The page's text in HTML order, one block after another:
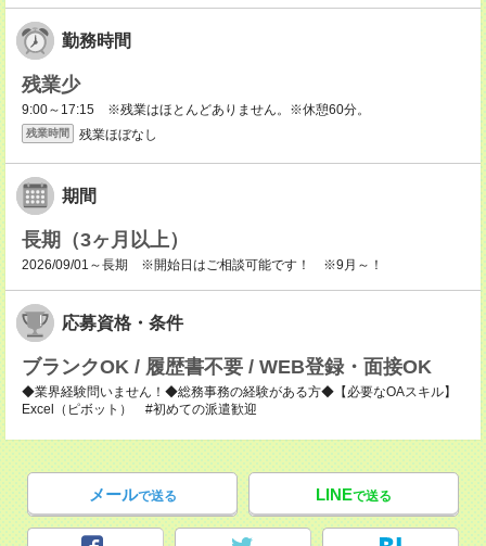
勤務時間
残業少
9:00～17:15 ※残業はほとんどありません。※休憩60分。
残業時間 残業ほぼなし
期間
長期（3ヶ月以上）
2026/09/01～長期 ※開始日はご相談可能です！ ※9月～！
応募資格・条件
ブランクOK / 履歴書不要 / WEB登録・面接OK
◆業界経験問いません！◆総務事務の経験がある方◆【必要なOAスキル】
Excel（ピボット） #初めての派遣歓迎
メールで送る LINEで送る